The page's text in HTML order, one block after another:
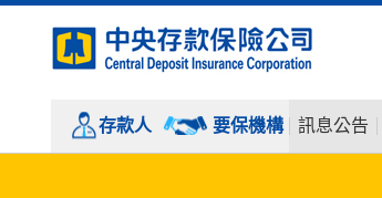
存款人 要保機構 訊息公告